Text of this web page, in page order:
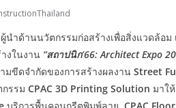
ผู้นำด้านนวัตกรรมก่อสร้างเพื่อสิ่งแวดล้อ
งในงาน “สถาปนิก’66: Architect Expo
มขีดจำกัดของการสร้างผลงาน Street
รรม CPAC 3D Printing Solution มาใ